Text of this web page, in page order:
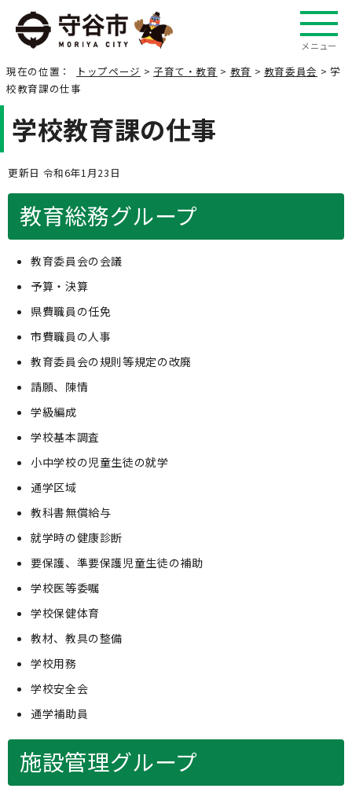
メニュー
現在の位置： トップページ > 子育て・教育 > 教育 > 教育委員会 > 学
校教育課の仕事
学校教育課の仕事
更新日 令和6年1月23日
教育総務グループ
教育委員会の会議
予算・決算
県費職員の任免
市費職員の人事
教育委員会の規則等規定の改廃
請願、陳情
学級編成
学校基本調査
小中学校の児童生徒の就学
通学区域
教科書無償給与
就学時の健康診断
要保護、準要保護児童生徒の補助
学校医等委嘱
学校保健体育
教材、教具の整備
学校用務
学校安全会
通学補助員
施設管理グループ